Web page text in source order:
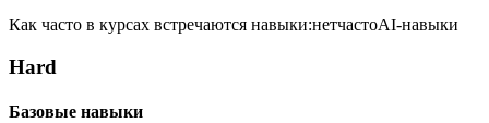
Как часто в курсах встречаются навыки:нетчастоAI-навыки
Hard
Базовые навыки